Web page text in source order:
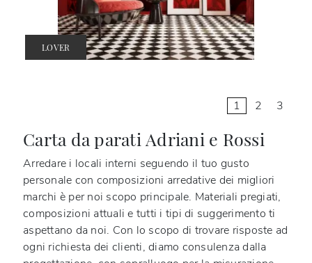
LOVER
1 2 3
Carta da parati Adriani e Rossi
Arredare i locali interni seguendo il tuo gusto
personale con composizioni arredative dei migliori
marchi è per noi scopo principale. Materiali pregiati,
composizioni attuali e tutti i tipi di suggerimento ti
aspettano da noi. Con lo scopo di trovare risposte ad
ogni richiesta dei clienti, diamo consulenza dalla